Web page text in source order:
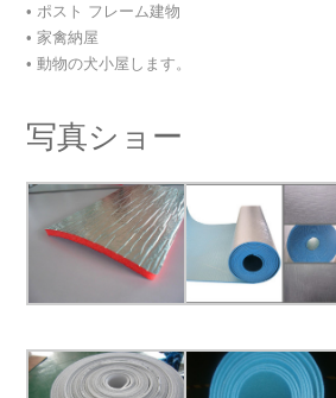
• ポスト フレーム建物
• 家禽納屋
• 動物の犬小屋します。
写真ショー